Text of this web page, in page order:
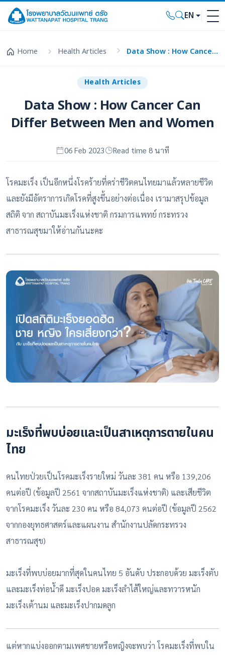
EN
Home Health Articles Data Show : How Cancer Can Differ Between Men and Women
Health Articles
Data Show : How Cancer Can
Differ Between Men and Women
06 Feb 2023 Read time 8 นาที
โรคมะเร็ง เป็นอีกหนึ่งโรคร้ายที่คร่าชีวิตคนไทยมาแล้วหลายชีวิต
และยังมีอัตราการเกิดโรคที่สูงขึ้นอย่างต่อเนื่อง เรามาสรุปข้อมูล
สถิติ จาก สถาบันมะเร็งแห่งชาติ กรมการแพทย์ กระทรวง
สาธารณสุขมาให้อ่านกันนะคะ
มะเร็งที่พบบ่อยและเป็นสาเหตุการตายในคน
ไทย
คนไทยป่วยเป็นโรคมะเร็งรายใหม่ วันละ 381 คน หรือ 139,206
คนต่อปี (ข้อมูลปี 2561 จากสถาบันมะเร็งแห่งชาติ) และเสียชีวิต
จากโรคมะเร็ง วันละ 230 คน หรือ 84,073 คนต่อปี (ข้อมูลปี 2562
จากกองยุทธศาสตร์และแผนงาน สำนักงานปลัดกระทรวง
สาธารณสุข)
มะเร็งที่พบบ่อยมากที่สุดในคนไทย 5 อันดับ ประกอบด้วย มะเร็งตับ
และมะเร็งท่อน้ำดี มะเร็งปอด มะเร็งลำไส้ใหญ่และทวารหนัก
มะเร็งเต้านม และมะเร็งปากมดลูก
แต่หากแบ่งออกตามเพศชายหรือหญิงจะพบว่า โรคมะเร็งที่พบใน